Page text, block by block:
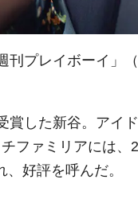
刊プレイボーイ」
賞した新谷。アイ
ファミリアには、
好評を呼んだ。